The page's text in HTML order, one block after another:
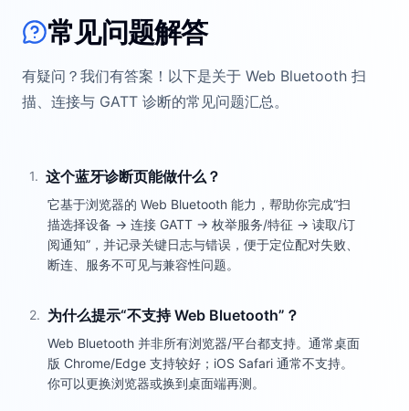
常见问题解答
有疑问？我们有答案！以下是关于 Web Bluetooth 扫
描、连接与 GATT 诊断的常见问题汇总。
1. 这个蓝牙诊断页能做什么？
它基于浏览器的 Web Bluetooth 能力，帮助你完成“扫
描选择设备 → 连接 GATT → 枚举服务/特征 → 读取/订
阅通知”，并记录关键日志与错误，便于定位配对失败、
断连、服务不可见与兼容性问题。
2. 为什么提示“不支持 Web Bluetooth”？
Web Bluetooth 并非所有浏览器/平台都支持。通常桌面
版 Chrome/Edge 支持较好；iOS Safari 通常不支持。
你可以更换浏览器或换到桌面端再测。